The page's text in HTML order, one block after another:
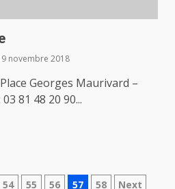
novembre 2018
Place Georges Maurivard –
81 48 20 90...
54 55 56 57 58 Next